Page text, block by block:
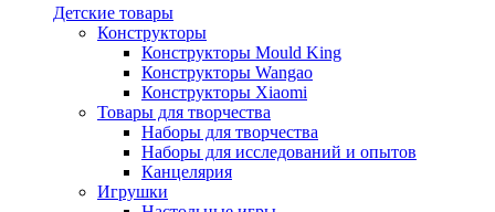
Детские товары
Конструкторы
Конструкторы Mould King
Конструкторы Wangao
Конструкторы Xiaomi
Товары для творчества
Наборы для творчества
Наборы для исследований и опытов
Канцелярия
Игрушки